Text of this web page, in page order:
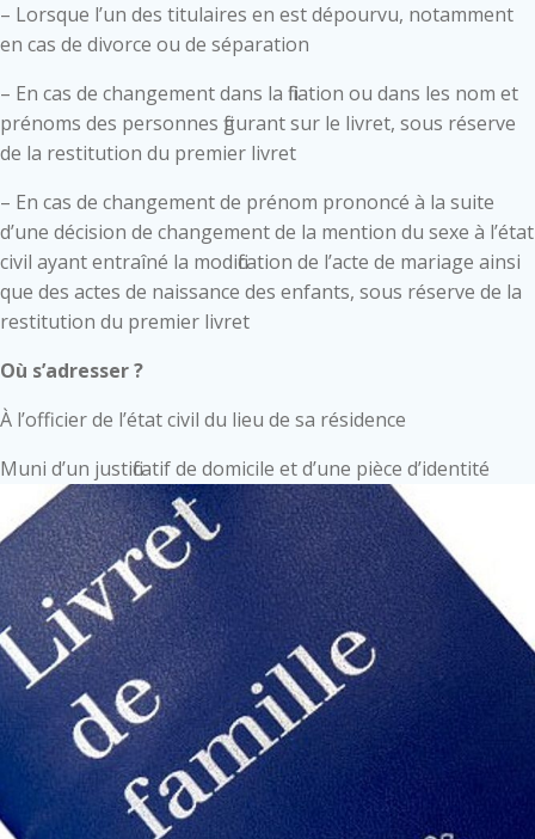
– Lorsque l’un des titulaires en est dépourvu, notamment
en cas de divorce ou de séparation
– En cas de changement dans la filiation ou dans les nom et
prénoms des personnes figurant sur le livret, sous réserve
de la restitution du premier livret
– En cas de changement de prénom prononcé à la suite
d’une décision de changement de la mention du sexe à l’état
civil ayant entraîné la modification de l’acte de mariage ainsi
que des actes de naissance des enfants, sous réserve de la
restitution du premier livret
Où s’adresser ?
À l’officier de l’état civil du lieu de sa résidence
Muni d’un justificatif de domicile et d’une pièce d’identité